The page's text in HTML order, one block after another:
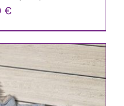
/
€